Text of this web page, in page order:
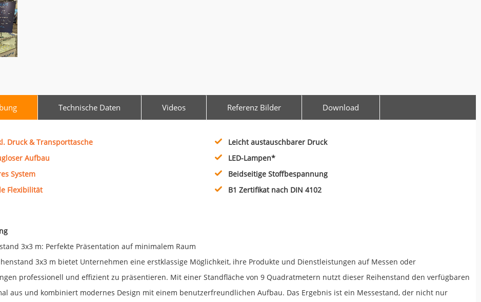
Technische Daten Videos Referenz Bilder Download
Druck & Transporttasche
Aufbau
System
Flexibilität
Leicht austauschbarer Druck
LED-Lampen*
Beidseitige Stoffbespannung
B1 Zertifikat nach DIN 4102
3x3 m: Perfekte Präsentation auf minimalem Raum
3x3 m bietet Unternehmen eine erstklassige Möglichkeit, ihre Produkte und Dienstleistungen auf Messen oder
professionell und effizient zu präsentieren. Mit einer Standfläche von 9 Quadratmetern nutzt dieser Reihenstand den verfügbaren
aus und kombiniert modernes Design mit einem benutzerfreundlichen Aufbau. Das Ergebnis ist ein Messestand, der nicht nur